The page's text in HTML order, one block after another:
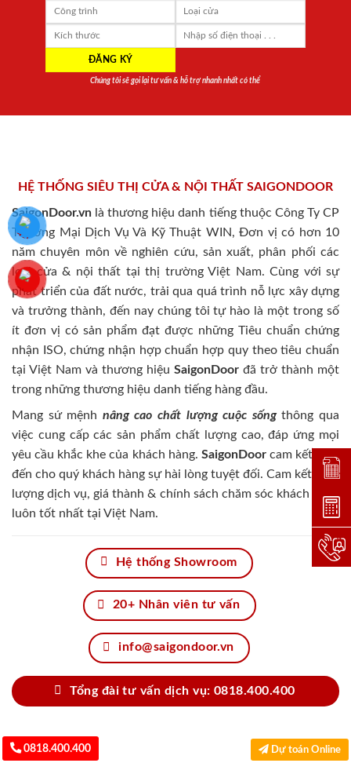
Chúng tôi sẽ gọi lại tư vấn & hỗ trợ nhanh nhất có thể
HỆ THỐNG SIÊU THỊ CỬA & NỘI THẤT SAIGONDOOR
SaigonDoor.vn là thương hiệu danh tiếng thuộc Công Ty CP
Thương Mại Dịch Vụ Và Kỹ Thuật WIN, Đơn vị có hơn 10
năm chuyên môn về nghiên cứu, sản xuất, phân phối các
loại cửa & nội thất tại thị trường Việt Nam. Cùng với sự
phát triển của đất nước, trải qua quá trình nỗ lực xây dựng
và trưởng thành, đến nay chúng tôi tự hào là một trong số
ít đơn vị có sản phẩm đạt được những Tiêu chuẩn chứng
nhận ISO, chứng nhận hợp chuẩn hợp quy theo tiêu chuẩn
tại Việt Nam và thương hiệu SaigonDoor đã trở thành một
trong những thương hiệu danh tiếng hàng đầu.
Mang sứ mệnh nâng cao chất lượng cuộc sốngthông qua
việc cung cấp các sản phẩm chất lượng cao, đáp ứng mọi
yêu cầu khắc khe của khách hàng. SaigonDoorcam kết đem
đến cho quý khách hàng sự hài lòng tuyệt đối. Cam kết chất
lượng dịch vụ, giá thành & chính sách chăm sóc khách hàng
luôn tốt nhất tại Việt Nam.
Hệ thống Showroom
20+ Nhân viên tư vấn
info@saigondoor.vn
Tổng đài tư vấn dịch vụ: 0818.400.400
0818.400.400 Dự toán Online
Đặt
Dự